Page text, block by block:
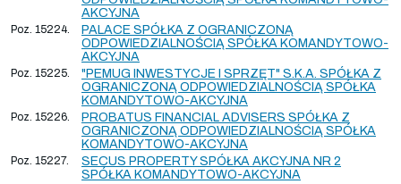
AKCYJNA
Poz. 15224.
PALACE SPÓŁKA Z OGRANICZONĄ
ODPOWIEDZIALNOŚCIĄ SPÓŁKA KOMANDYTOWO-
AKCYJNA
Poz. 15225.
"PEMUG INWESTYCJE I SPRZĘT" S.K.A. SPÓŁKA Z
OGRANICZONĄ ODPOWIEDZIALNOŚCIĄ SPÓŁKA
KOMANDYTOWO-AKCYJNA
Poz. 15226.
PROBATUS FINANCIAL ADVISERS SPÓŁKA Z
OGRANICZONĄ ODPOWIEDZIALNOŚCIĄ SPÓŁKA
KOMANDYTOWO-AKCYJNA
Poz. 15227.
SECUS PROPERTY SPÓŁKA AKCYJNA NR 2
SPÓŁKA KOMANDYTOWO-AKCYJNA